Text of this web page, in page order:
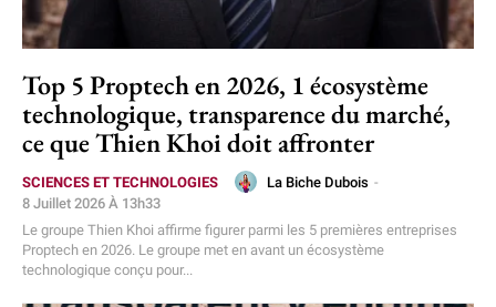
Top 5 Proptech en 2026, 1 écosystème
technologique, transparence du marché,
ce que Thien Khoi doit affronter
SCIENCES ET TECHNOLOGIES La Biche Dubois -
8 Juillet 2026 À 13h33
Le groupe Thien Khoi affirme figurer parmi les 5 premières entreprises
Proptech en 2026. Le groupe met en avant un écosystème
technologique conçu pour...